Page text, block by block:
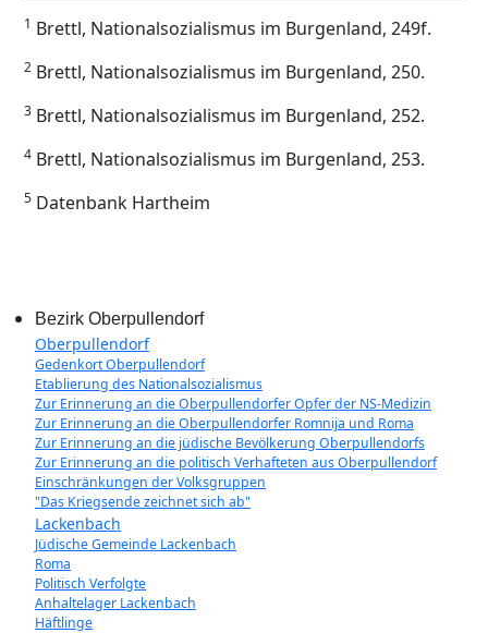
1 Brettl, Nationalsozialismus im Burgenland, 249f.
2 Brettl, Nationalsozialismus im Burgenland, 250.
3 Brettl, Nationalsozialismus im Burgenland, 252.
4 Brettl, Nationalsozialismus im Burgenland, 253.
5 Datenbank Hartheim
Bezirk Oberpullendorf
Oberpullendorf
Gedenkort Oberpullendorf
Etablierung des Nationalsozialismus
Zur Erinnerung an die Oberpullendorfer Opfer der NS-Medizin
Zur Erinnerung an die Oberpullendorfer Romnija und Roma
Zur Erinnerung an die jüdische Bevölkerung Oberpullendorfs
Zur Erinnerung an die politisch Verhafteten aus Oberpullendorf
Einschränkungen der Volksgruppen
"Das Kriegsende zeichnet sich ab"
Lackenbach
Jüdische Gemeinde Lackenbach
Roma
Politisch Verfolgte
Anhaltelager Lackenbach
Häftlinge